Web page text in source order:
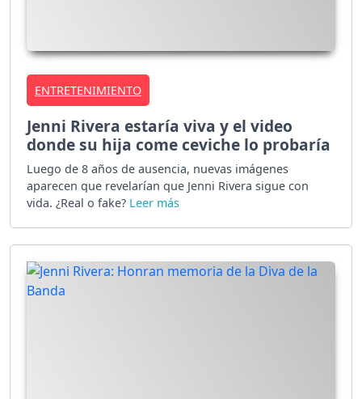
ENTRETENIMIENTO
Jenni Rivera estaría viva y el video
donde su hija come ceviche lo probaría
Luego de 8 años de ausencia, nuevas imágenes
aparecen que revelarían que Jenni Rivera sigue con
vida. ¿Real o fake?